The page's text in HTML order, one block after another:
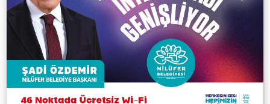
Gecede Akkılıç’ın eşi Güner Akkılıç, Seçici Kurul
üyelerine birer teşekkür plaketi verdi.
Seçici Kurul Başkanı Prof. Hüseyin Savaş’ın ödülleri
açıkladığı gecede, üniversitelerin doktora